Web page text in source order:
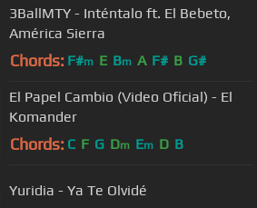
3BallMTY - Inténtalo ft. El Bebeto,
América Sierra
Chords: F#m E Bm A F# B G#
El Papel Cambio (Video Oficial) - El
Komander
Chords: C F G Dm Em D B
Yuridia - Ya Te Olvidé